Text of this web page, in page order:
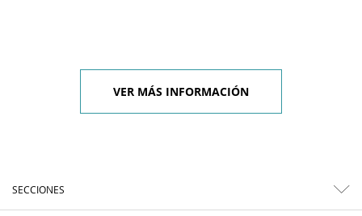
VER MÁS INFORMACIÓN
SECCIONES